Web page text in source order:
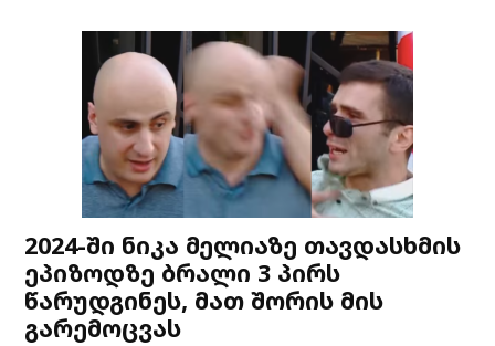
2024-ში ნიკა მელიაზე თავდასხმის
ეპიზოდზე ბრალი 3 პირს
წარუდგინეს, მათ შორის მის
გარემოცვას